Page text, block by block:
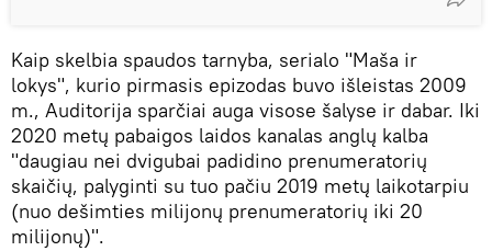
Kaip skelbia spaudos tarnyba, serialo "Maša ir
lokys", kurio pirmasis epizodas buvo išleistas 2009
m., Auditorija sparčiai auga visose šalyse ir dabar. Iki
2020 metų pabaigos laidos kanalas anglų kalba
"daugiau nei dvigubai padidino prenumeratorių
skaičių, palyginti su tuo pačiu 2019 metų laikotarpiu
(nuo dešimties milijonų prenumeratorių iki 20
milijonų)".